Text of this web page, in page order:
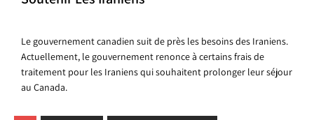
Le gouvernement canadien suit de près les besoins des Iraniens.
Actuellement, le gouvernement renonce à certains frais de
traitement pour les Iraniens qui souhaitent prolonger leur séjour
au Canada.